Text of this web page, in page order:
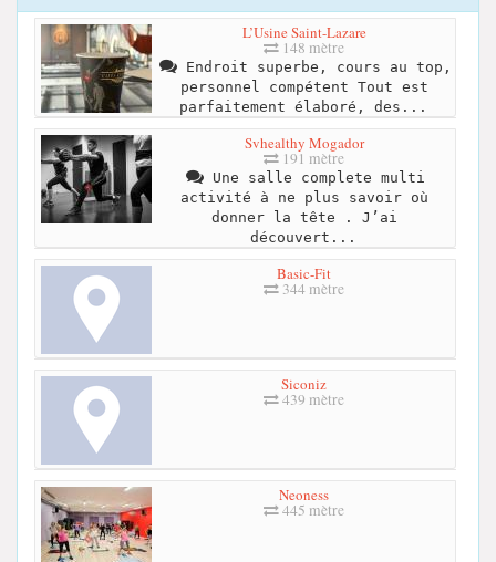
L’Usine Saint-Lazare
148 mètre
Endroit superbe, cours au top,
personnel compétent Tout est
parfaitement élaboré, des...
Svhealthy Mogador
191 mètre
Une salle complete multi
activité à ne plus savoir où
donner la tête . J’ai
découvert...
Basic-Fit
344 mètre
Siconiz
439 mètre
Neoness
445 mètre